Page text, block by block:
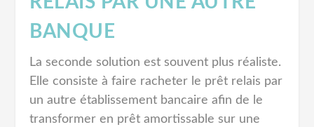
BANQUE
La seconde solution est souvent plus réaliste.
Elle consiste à faire racheter le prêt relais par
un autre établissement bancaire afin de le
transformer en prêt amortissable sur une